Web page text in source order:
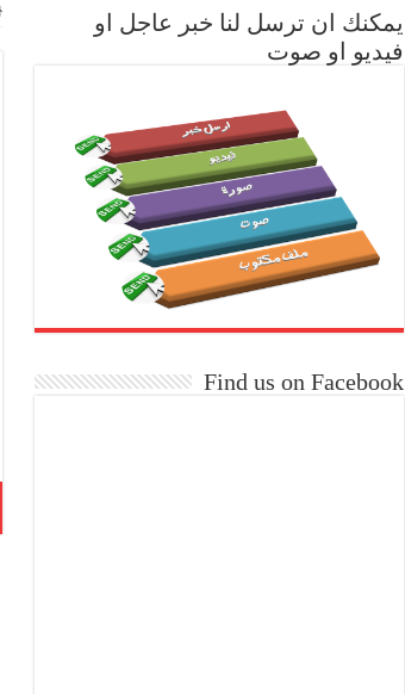
يمكنك ان ترسل لنا خبر عاجل او
فيديو او صوت
Find us on Facebook